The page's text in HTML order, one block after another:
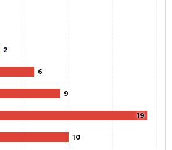
2
6
9
19
10